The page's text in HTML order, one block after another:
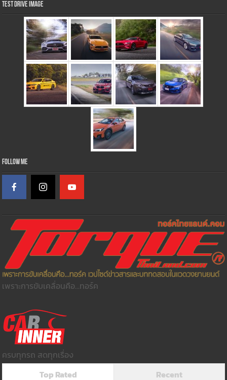
Test Drive Image
Follow Me
เพราะการขับเคลื่อนคือ...ทอร์ค
ครบทุกรถ สดทุกเรื่อง
Top Rated
Recent